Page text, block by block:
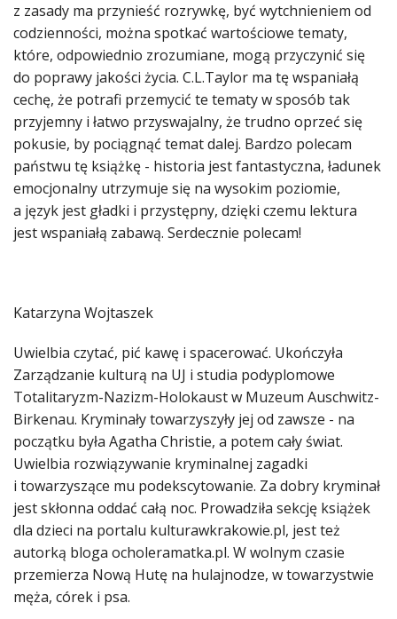
z zasady ma przynieść rozrywkę, być wytchnieniem od
codzienności, można spotkać wartościowe tematy,
które, odpowiednio zrozumiane, mogą przyczynić się
do poprawy jakości życia. C.L.Taylor ma tę wspaniałą
cechę, że potrafi przemycić te tematy w sposób tak
przyjemny i łatwo przyswajalny, że trudno oprzeć się
pokusie, by pociągnąć temat dalej. Bardzo polecam
państwu tę książkę - historia jest fantastyczna, ładunek
emocjonalny utrzymuje się na wysokim poziomie,
a język jest gładki i przystępny, dzięki czemu lektura
jest wspaniałą zabawą. Serdecznie polecam!
Katarzyna Wojtaszek
Uwielbia czytać, pić kawę i spacerować. Ukończyła
Zarządzanie kulturą na UJ i studia podyplomowe
Totalitaryzm-Nazizm-Holokaust w Muzeum Auschwitz-
Birkenau. Kryminały towarzyszyły jej od zawsze - na
początku była Agatha Christie, a potem cały świat.
Uwielbia rozwiązywanie kryminalnej zagadki
i towarzyszące mu podekscytowanie. Za dobry kryminał
jest skłonna oddać całą noc. Prowadziła sekcję książek
dla dzieci na portalu kulturawkrakowie.pl, jest też
autorką bloga ocholeramatka.pl. W wolnym czasie
przemierza Nową Hutę na hulajnodze, w towarzystwie
męża, córek i psa.